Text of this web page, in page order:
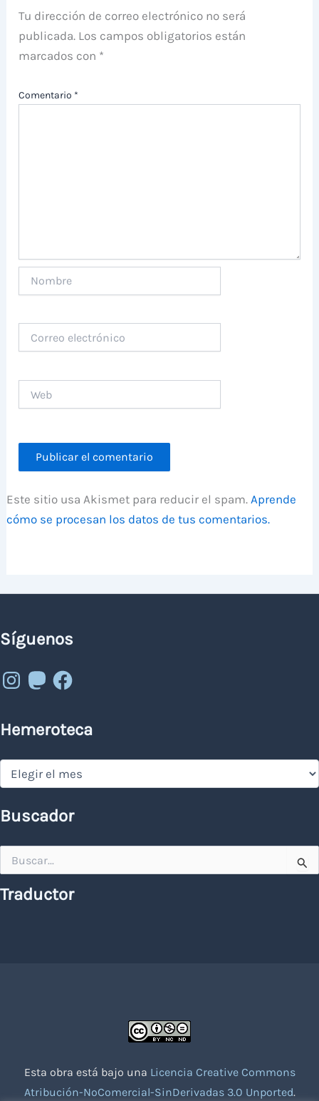
Tu dirección de correo electrónico no será
publicada. Los campos obligatorios están
marcados con *
Comentario *
electrónico
Este sitio usa Akismet para reducir el spam.Aprende
cómo se procesan los datos de tus comentarios.
Síguenos
Instagram
MastodonFacebook
Hemeroteca
Hemeroteca
Buscador
por:
Traductor
Esta obra está bajo una Licencia Creative Commons
Atribución-NoComercial-SinDerivadas 3.0 Unported.